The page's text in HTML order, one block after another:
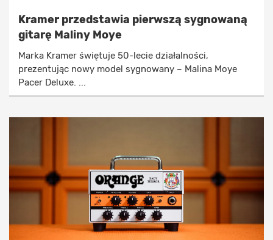
Kramer przedstawia pierwszą sygnowaną
gitarę Maliny Moye
Marka Kramer świętuje 50-lecie działalności,
prezentując nowy model sygnowany – Malina Moye
Pacer Deluxe. ...